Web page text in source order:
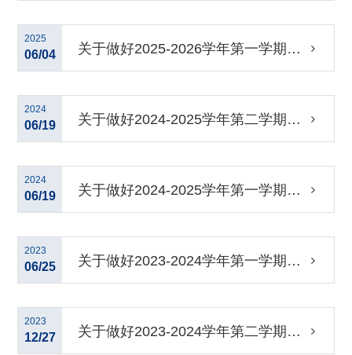
业学位研究生专业实践的通知
2025
06/04 关于做好2025-2026学年第一学期专
业学位研究生专业实践的通知
2024
06/19 关于做好2024-2025学年第二学期专
业学位研究生专业实践的通知
2024
06/19 关于做好2024-2025学年第一学期专
业学位研究生专业实践的通知
2023
06/25 关于做好2023-2024学年第一学期专
业学位研究生专业实践的通知
2023
12/27 关于做好2023-2024学年第二学期专